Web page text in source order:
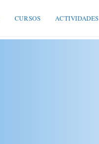
CURSOS ACTIVIDADES